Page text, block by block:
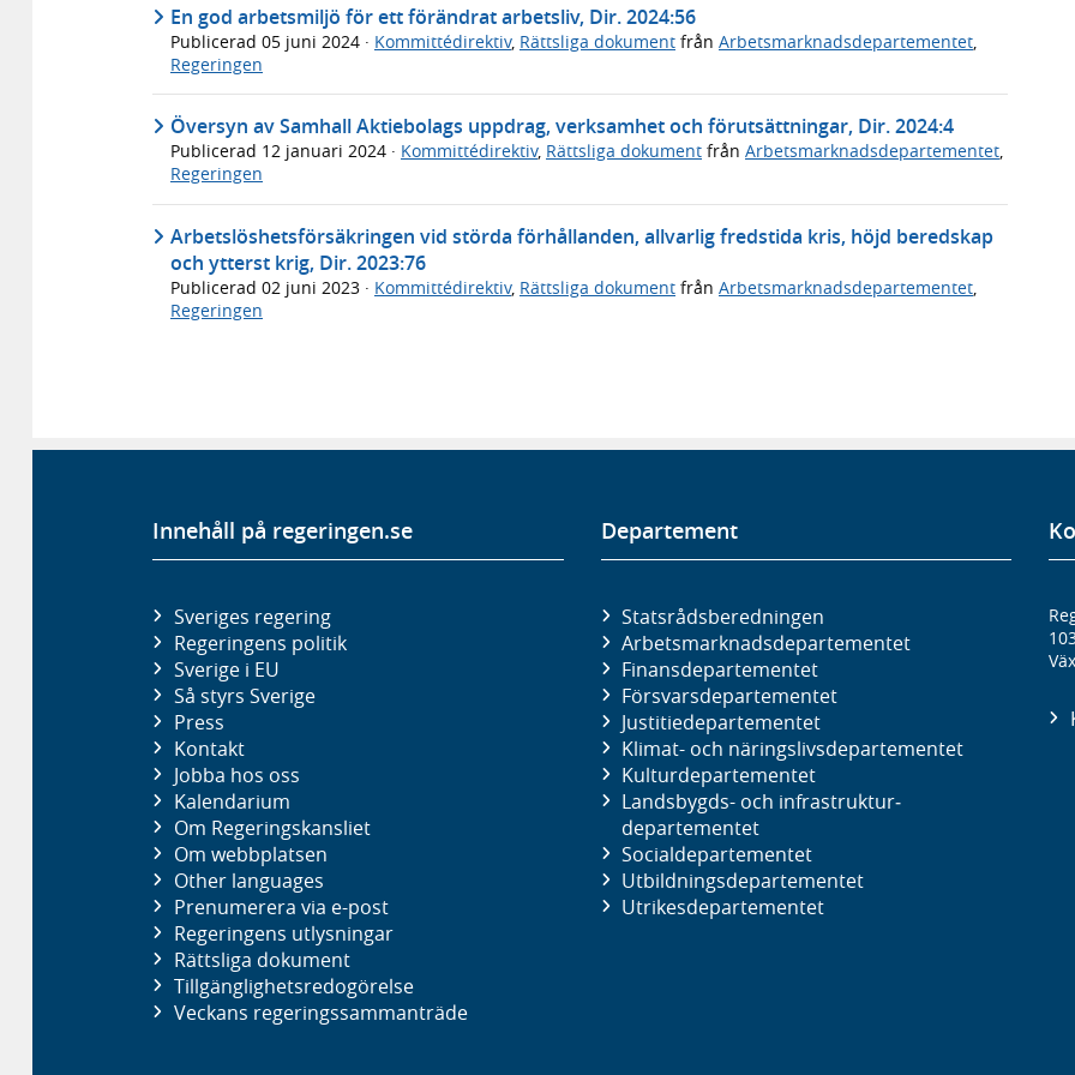
En god arbetsmiljö för ett förändrat arbetsliv, Dir. 2024:56
Publicerad 05 juni 2024 · Kommittédirektiv, Rättsliga dokument från Arbetsmarknadsdepartementet
Regeringen
Översyn av Samhall Aktiebolags uppdrag, verksamhet och förutsättningar, Dir. 2024:4
Publicerad 12 januari 2024 · Kommittédirektiv, Rättsliga dokument från Arbetsmarknadsdepartementet,
Regeringen
Arbetslöshetsförsäkringen vid störda förhållanden, allvarlig fredstida kris, höjd beredskap
och ytterst krig, Dir. 2023:76
Publicerad 02 juni 2023 · Kommittédirektiv, Rättsliga dokument från Arbetsmarknadsdepartementet,
Regeringen
Innehåll på regeringen.se
Sveriges regering
Regeringens politik
Sverige i EU
Så styrs Sverige
Press
Kontakt
Jobba hos oss
Kalendarium
Om Regeringskansliet
Om webbplatsen
Other languages
Prenumerera via e-post
Regeringens utlysningar
Rättsliga dokument
Tillgänglighetsredogörelse
Veckans regeringssammanträde
Departement
Statsrådsberedningen
Arbetsmarknads­departementet
Finans­departementet
Försvars­departementet
Justitie­departementet
Klimat- och näringslivs­departementet
Kultur­departementet
Landsbygds- och infrastruktur­
departementet
Social­departementet
Utbildnings­departementet
Utrikes­departementet